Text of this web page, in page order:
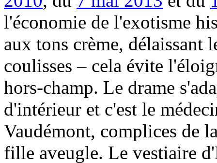
l'économie de l'exotisme
aux tons crème, délaissant
coulisses – cela évite
hors-champ. Le drame
d'intérieur et c'est le
Vaudémont, complices de
fille aveugle. Le vestiaire